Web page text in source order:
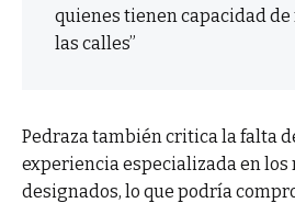
quienes tienen capacidad
las calles”
Pedraza también critica la falta
experiencia especializada en
designados, lo que podría